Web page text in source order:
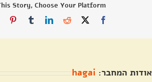
Story, Choose Your Platform!
Facebook
X
Reddit
LinkedIn
Tumblr
אודות המחבר: hagai